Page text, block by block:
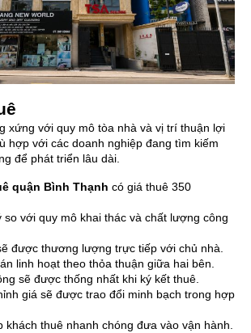
xứng với quy mô tòa nhà và vị trí thuận lợi
hợp với các doanh nghiệp đang tìm kiếm
để phát triển lâu dài.
quận Bình Thạnh có giá thuê 350
so với quy mô khai thác và chất lượng công
được thương lượng trực tiếp với chủ nhà.
linh hoạt theo thỏa thuận giữa hai bên.
sẽ được thống nhất khi ký kết thuê.
giá sẽ được trao đổi minh bạch trong hợp
khách thuê nhanh chóng đưa vào vận hành.